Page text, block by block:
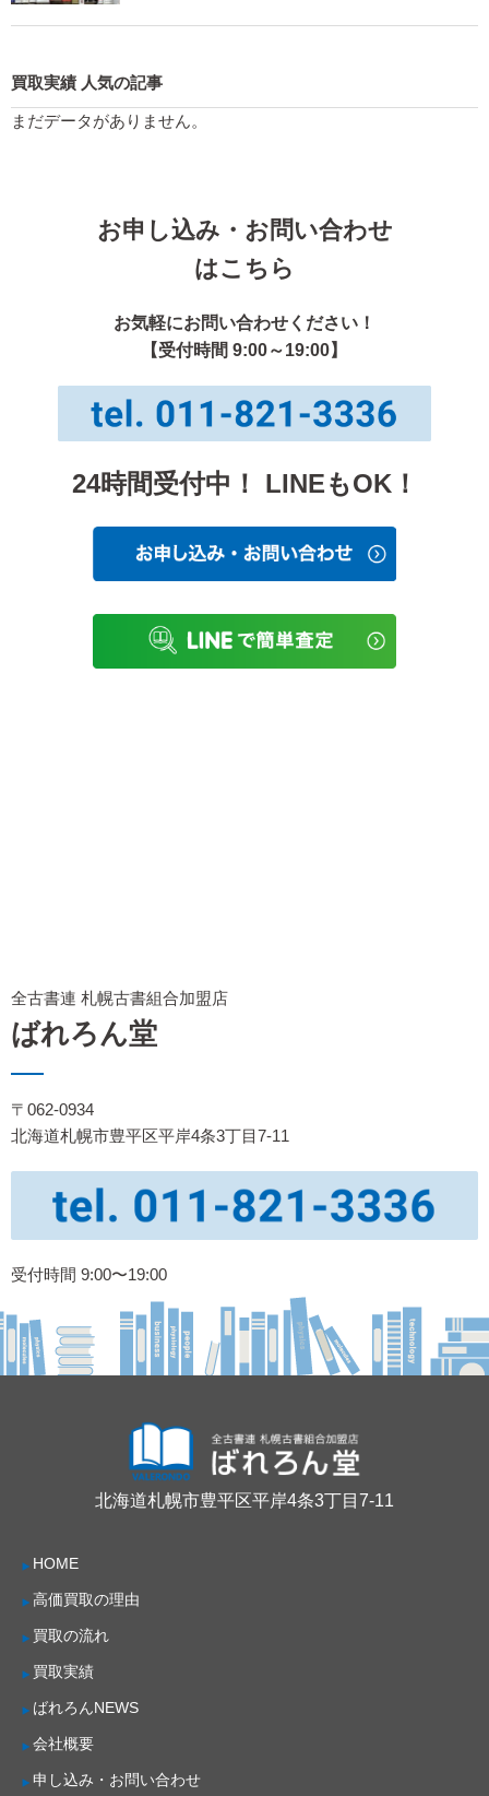
買取実績 人気の記事
まだデータがありません。
お申し込み・お問い合わせ
はこちら
お気軽にお問い合わせください！
【受付時間 9:00～19:00】
24時間受付中！ LINEもOK！
全古書連 札幌古書組合加盟店
ばれろん堂
〒062-0934
北海道札幌市豊平区平岸4条3丁目7-11
受付時間 9:00〜19:00
HOME
高価買取の理由
買取の流れ
買取実績
ばれろんNEWS
会社概要
申し込み・お問い合わせ
北海道札幌市豊平区平岸4条3丁目7-11